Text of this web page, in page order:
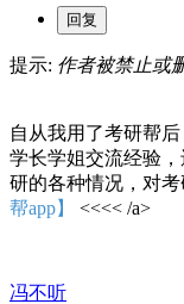
提示: 作者被禁止或
自从我用了考研帮
学长学姐交流经验
研的各种情况，对
帮app】
<<<< /a>
冯不听